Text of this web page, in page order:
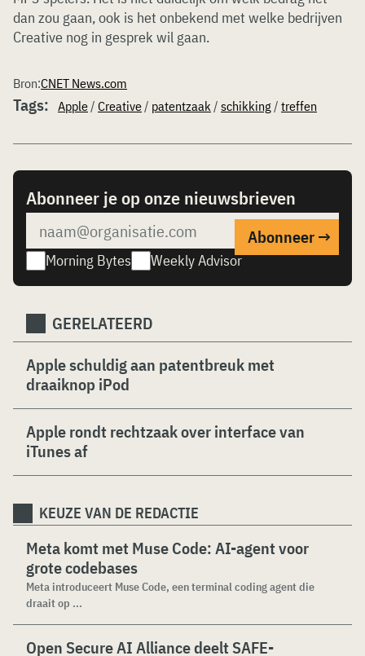
dan zou gaan, ook is het onbekend met welke bedrijven
Creative nog in gesprek wil gaan.
Bron:CNET News.com
Tags: Apple/ Creative/ patentzaak/ schikking/ treffen
Abonneer je op onze nieuwsbrieven
Morning Bytes Weekly Advisor
GERELATEERD
Apple schuldig aan patentbreuk met
draaiknop iPod
Apple rondt rechtzaak over interface van
iTunes af
KEUZE VAN DE REDACTIE
Meta komt met Muse Code: AI-agent voor
grote codebases
Meta introduceert Muse Code, een terminal coding agent die
draait op ...
Open Secure AI Alliance deelt SAFE-